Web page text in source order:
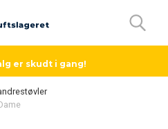
er skudt i gang!